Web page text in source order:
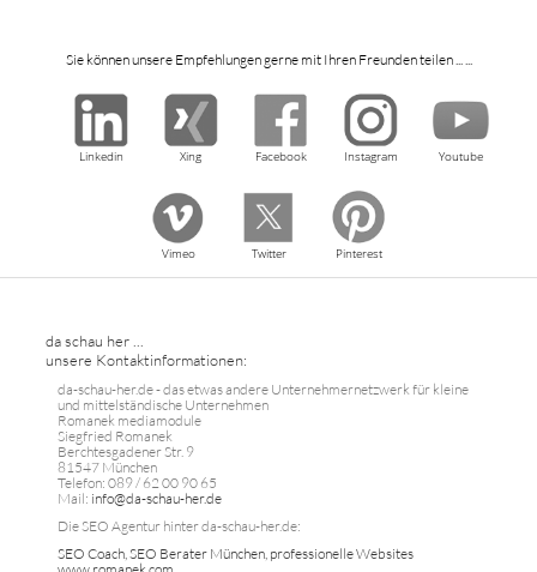
Sie können unsere Empfehlungen gerne mit Ihren Freunden teilen ... ...
Linkedin Xing Facebook Instagram Youtube
Vimeo Twitter Pinterest
da schau her ...
unsere Kontaktinformationen:
da-schau-her.de - das etwas andere Unternehmernetzwerk für kleine
und mittelständische Unternehmen
Romanek mediamodule
Siegfried Romanek
Berchtesgadener Str. 9
81547 München
Telefon: 089 / 62 00 90 65
Mail: info@da-schau-her.de
Die SEO Agentur hinter da-schau-her.de:
SEO Coach, SEO Berater München, professionelle Websites